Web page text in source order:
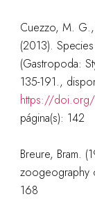
Cuezzo, M.
(2013).
(Gastropoda:
135-191.,
https://
página(s): 142
Breure, Bram.
zoogeography
168